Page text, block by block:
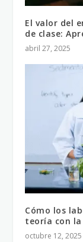
El valor del
de clase:
abril 27, 2025
Cómo los
teoría con
octubre 12, 2025